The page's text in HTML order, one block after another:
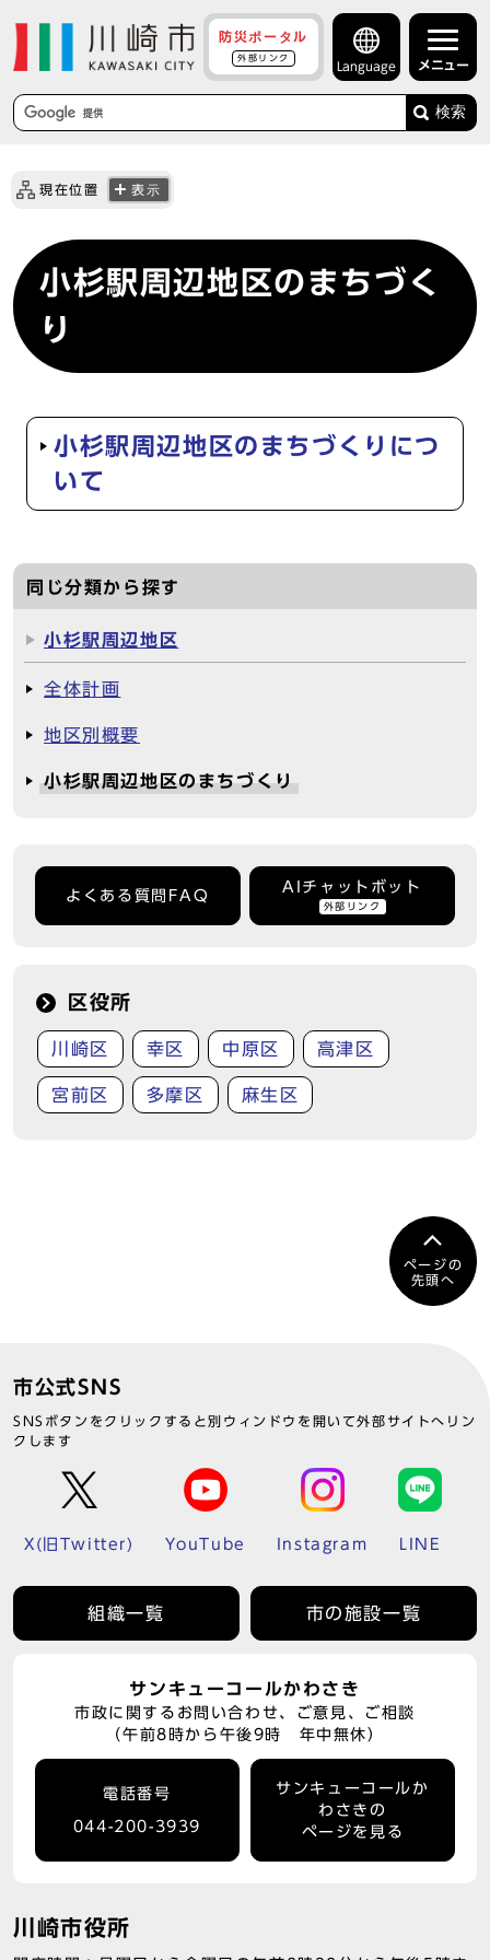
防災ポータル
外部リンク
Language メニュー
検索
現在位置 表示
小杉駅周辺地区のまちづく
り
小杉駅周辺地区のまちづくりにつ
いて
同じ分類から探す
小杉駅周辺地区
全体計画
地区別概要
小杉駅周辺地区のまちづくり
よくある質問FAQ
AIチャットボット
外部リンク
区役所
川崎区 幸区 中原区 高津区
宮前区 多摩区 麻生区
ページの
先頭へ
市公式SNS
SNSボタンをクリックすると別ウィンドウを開いて外部サイトへリン
クします
X(旧Twitter) YouTube Instagram LINE
組織一覧 市の施設一覧
サンキューコールかわさき
市政に関するお問い合わせ、ご意見、ご相談
（午前8時から午後9時 年中無休）
電話番号
044-200-3939
サンキューコールか
わさきの
ページを見る
川崎市役所